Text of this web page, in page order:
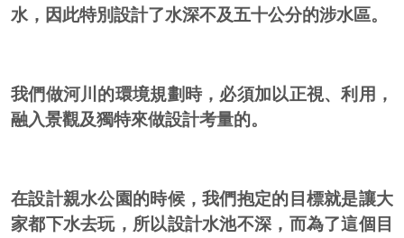
水，因此特別設計了水深不及五十公分的涉水區。
我們做河川的環境規劃時，必須加以正視、利用，
融入景觀及獨特來做設計考量的。
在設計親水公園的時候，我們抱定的目標就是讓大
家都下水去玩，所以設計水池不深，而為了這個目